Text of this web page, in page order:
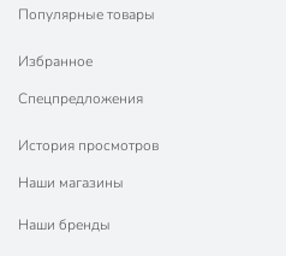
Популярные товары
Избранное
Спецпредложения
История просмотров
Наши магазины
Наши бренды